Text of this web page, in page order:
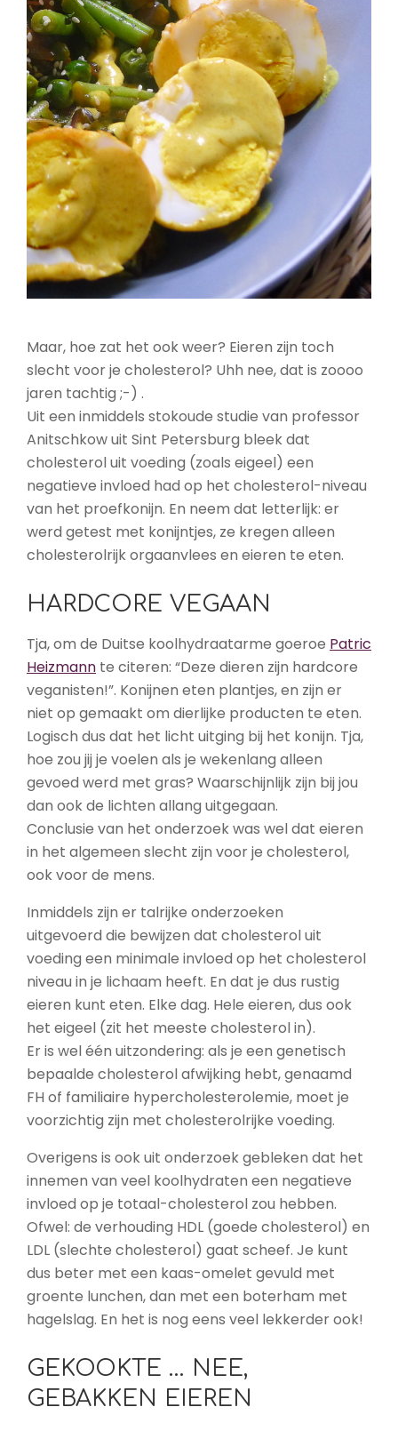
Maar, hoe zat het ook weer? Eieren zijn toch
slecht voor je cholesterol? Uhh nee, dat is zoooo
jaren tachtig ;-) .
Uit een inmiddels stokoude studie van professor
Anitschkow uit Sint Petersburg bleek dat
cholesterol uit voeding (zoals eigeel) een
negatieve invloed had op het cholesterol-niveau
van het proefkonijn. En neem dat letterlijk: er
werd getest met konijntjes, ze kregen alleen
cholesterolrijk orgaanvlees en eieren te eten.
HARDCORE VEGAAN
Tja, om de Duitse koolhydraatarme goeroe Patric
Heizmann te citeren: “Deze dieren zijn hardcore
veganisten!”. Konijnen eten plantjes, en zijn er
niet op gemaakt om dierlijke producten te eten.
Logisch dus dat het licht uitging bij het konijn. Tja,
hoe zou jij je voelen als je wekenlang alleen
gevoed werd met gras? Waarschijnlijk zijn bij jou
dan ook de lichten allang uitgegaan.
Conclusie van het onderzoek was wel dat eieren
in het algemeen slecht zijn voor je cholesterol,
ook voor de mens.
Inmiddels zijn er talrijke onderzoeken
uitgevoerd die bewijzen dat cholesterol uit
voeding een minimale invloed op het cholesterol
niveau in je lichaam heeft. En dat je dus rustig
eieren kunt eten. Elke dag. Hele eieren, dus ook
het eigeel (zit het meeste cholesterol in).
Er is wel één uitzondering: als je een genetisch
bepaalde cholesterol afwijking hebt, genaamd
FH of familiaire hypercholesterolemie, moet je
voorzichtig zijn met cholesterolrijke voeding.
Overigens is ook uit onderzoek gebleken dat het
innemen van veel koolhydraten een negatieve
invloed op je totaal-cholesterol zou hebben.
Ofwel: de verhouding HDL (goede cholesterol) en
LDL (slechte cholesterol) gaat scheef. Je kunt
dus beter met een kaas-omelet gevuld met
groente lunchen, dan met een boterham met
hagelslag. En het is nog eens veel lekkerder ook!
GEKOOKTE … NEE,
GEBAKKEN EIEREN